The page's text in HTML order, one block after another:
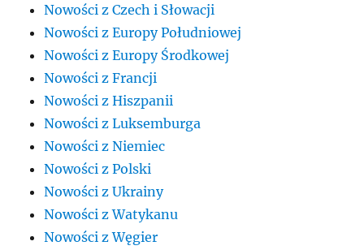
Nowości z Czech i Słowacji
Nowości z Europy Południowej
Nowości z Europy Środkowej
Nowości z Francji
Nowości z Hiszpanii
Nowości z Luksemburga
Nowości z Niemiec
Nowości z Polski
Nowości z Ukrainy
Nowości z Watykanu
Nowości z Węgier